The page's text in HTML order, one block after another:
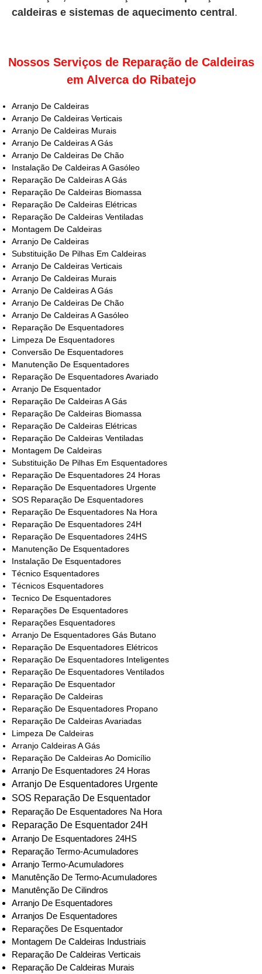
caldeiras e sistemas de aquecimento central.
Nossos Serviços de Reparação de Caldeiras
em Alverca do Ribatejo
Arranjo De Caldeiras
Arranjo De Caldeiras Verticais
Arranjo De Caldeiras Murais
Arranjo De Caldeiras A Gás
Arranjo De Caldeiras De Chão
Instalação De Caldeiras A Gasóleo
Reparação De Caldeiras A Gás
Reparação De Caldeiras Biomassa
Reparação De Caldeiras Elétricas
Reparação De Caldeiras Ventiladas
Montagem De Caldeiras
Arranjo De Caldeiras
Substituição De Pilhas Em Caldeiras
Arranjo De Caldeiras Verticais
Arranjo De Caldeiras Murais
Arranjo De Caldeiras A Gás
Arranjo De Caldeiras De Chão
Arranjo De Caldeiras A Gasóleo
Reparação De Esquentadores
Limpeza De Esquentadores
Conversão De Esquentadores
Manutenção De Esquentadores
Reparação De Esquentadores Avariado
Arranjo De Esquentador
Reparação De Caldeiras A Gás
Reparação De Caldeiras Biomassa
Reparação De Caldeiras Elétricas
Reparação De Caldeiras Ventiladas
Montagem De Caldeiras
Substituição De Pilhas Em Esquentadores
Reparação De Esquentadores 24 Horas
Reparação De Esquentadores Urgente
SOS Reparação De Esquentadores
Reparação De Esquentadores Na Hora
Reparação De Esquentadores 24H
Reparação De Esquentadores 24HS
Manutenção De Esquentadores
Instalação De Esquentadores
Técnico Esquentadores
Técnicos Esquentadores
Tecnico De Esquentadores
Reparações De Esquentadores
Reparações Esquentadores
Arranjo De Esquentadores Gás Butano
Reparação De Esquentadores Elétricos
Reparação De Esquentadores Inteligentes
Reparação De Esquentadores Ventilados
Reparação De Esquentador
Reparação De Caldeiras
Reparação De Esquentadores Propano
Reparação De Caldeiras Avariadas
Limpeza De Caldeiras
Arranjo Caldeiras A Gás
Reparação De Caldeiras Ao Domicílio
Arranjo De Esquentadores 24 Horas
Arranjo De Esquentadores Urgente
SOS Reparação De Esquentador
Reparação De Esquentadores Na Hora
Reparação De Esquentador 24H
Arranjo De Esquentadores 24HS
Reparação Termo-Acumuladores
Arranjo Termo-Acumuladores
Manutênção De Termo-Acumuladores
Manutênção De Cilindros
Arranjo De Esquentadores
Arranjos De Esquentadores
Reparações De Esquentador
Montagem De Caldeiras Industriais
Reparação De Caldeiras Verticais
Reparação De Caldeiras Murais